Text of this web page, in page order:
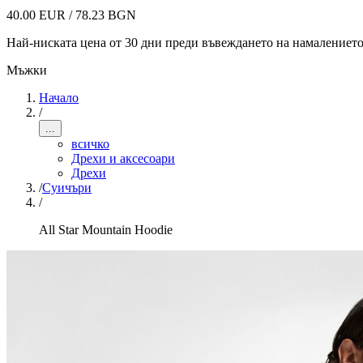
40.00 EUR / 78.23 BGN
Най-ниската цена от 30 дни преди въвеждането на намалението
Мъжки
Начало
/
...
всичко
Дрехи и аксесоари
Дрехи
/Суичъри
/
All Star Mountain Hoodie